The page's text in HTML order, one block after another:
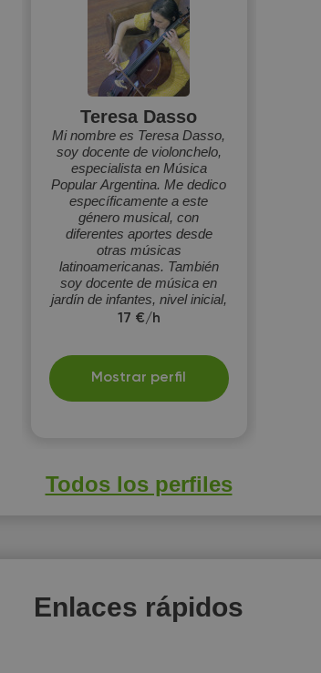
Teresa Dasso
Mi nombre es Teresa Dasso,
soy docente de violonchelo,
especialista en Música
Popular Argentina. Me dedico
específicamente a este
género musical, con
diferentes aportes desde
otras músicas
latinoamericanas. También
soy docente de música en
jardín de infantes, nivel inicial,
y en talleres de violonchelo
17 €/h
Mostrar perfil
Todos los perfiles
Enlaces rápidos